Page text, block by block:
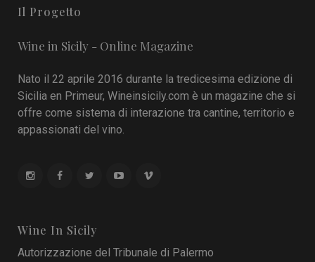
Il Progetto
Wine in Sicily - Online Magazine
Nato il 22 aprile 2016 durante la tredicesima edizione di
Sicilia en Primeur, Wineinsicily.com è un magazine che si
offre come sistema di interazione tra cantine, territorio e
appassionati del vino.
Wine In Sicily
Autorizzazione del Tribunale di Palermo